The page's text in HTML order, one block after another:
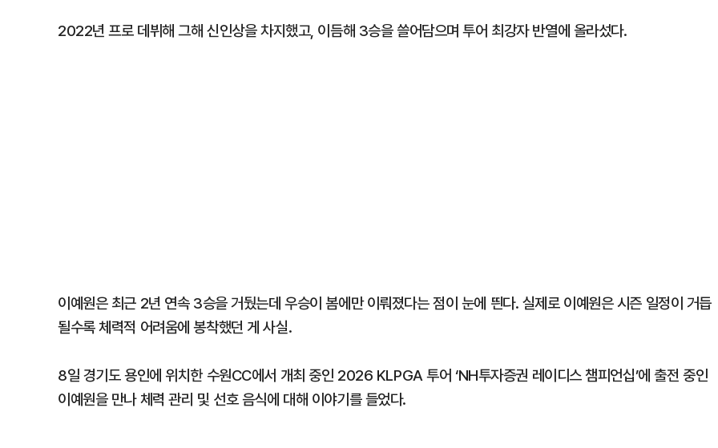
2022년 프로 데뷔해 그해 신인상을 차지했고, 이듬해 3승을 쓸어담으며 투어 최강자 반열에 올라섰다.
이예원은 최근 2년 연속 3승을 거뒀는데 우승이 봄에만 이뤄졌다는 점이 눈에 띈다. 실제로 이예원은 시즌 일정이 거듭
될수록 체력적 어려움에 봉착했던 게 사실.
8일 경기도 용인에 위치한 수원CC에서 개최 중인 2026 KLPGA 투어 ‘NH투자증권 레이디스 챔피언십’에 출전 중인
이예원을 만나 체력 관리 및 선호 음식에 대해 이야기를 들었다.